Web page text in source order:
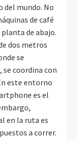
del mundo. No
de café
de abajo.
dos metros
se
coordina con
este entorno
es el
en la ruta es
a correr.